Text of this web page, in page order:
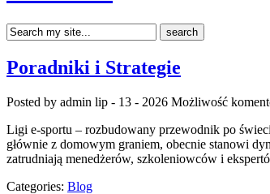
Poradniki i Strategie
Posted by admin lip - 13 - 2026 Możliwość
Ligi e-sportu – rozbudowany przewodnik po
głównie z domowym graniem, obecnie stanowi
zatrudniają menedżerów, szkoleniowców i
Categories: Blog